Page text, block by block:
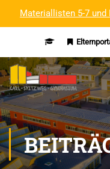
Materiallisten 5-7